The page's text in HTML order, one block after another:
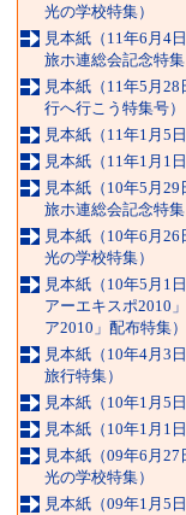
光の学校特集）
見本紙（11年6月4
旅ホ連総会記念特集
見本紙（11年5月28
行へ行こう特集号）
見本紙（11年1月5日
見本紙（11年1月1日
見本紙（10年5月29
旅ホ連総会記念特集
見本紙（10年6月26
光の学校特集）
見本紙（10年5月1
アーエキスポ2010
ア2010」配布特集）
見本紙（10年4月3
旅行特集）
見本紙（10年1月5日
見本紙（10年1月1日
見本紙（09年6月27
光の学校特集）
見本紙（09年1月5日